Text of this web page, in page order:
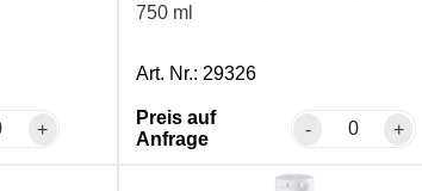
+
750 ml
Art. Nr.: 29326
Preis auf
Anfrage
- +